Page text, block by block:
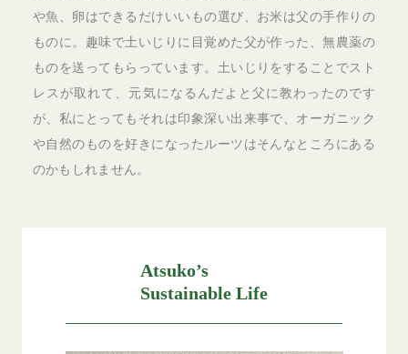
や魚、卵はできるだけいいもの選び、お米は父の手作りの
ものに。趣味で土いじりに目覚めた父が作った、無農薬の
ものを送ってもらっています。土いじりをすることでスト
レスが取れて、元気になるんだよと父に教わったのです
が、私にとってもそれは印象深い出来事で、オーガニック
や自然のものを好きになったルーツはそんなところにある
のかもしれません。
Atsuko’s
Sustainable Life